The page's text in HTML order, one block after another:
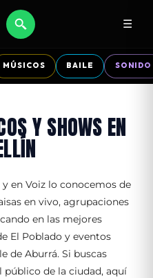
☰
MÚSICOS BAILE SONIDO
Y SHOWS EN
en Voiz lo conocemos de
en vivo, agrupaciones
en las mejores
El Poblado y eventos
de Aburrá. Si buscas
de la ciudad, aquí